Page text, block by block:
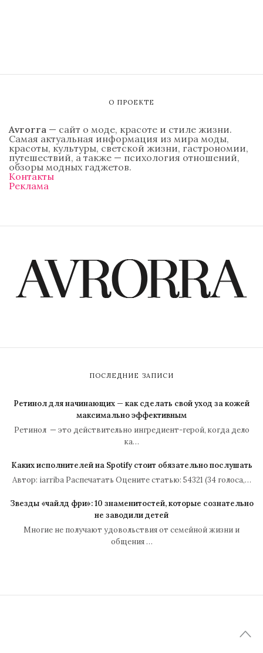
О ПРОЕКТЕ
Avrorra — сайт о моде, красоте и стиле жизни.
Самая актуальная информация из мира моды,
красоты, культуры, светской жизни, гастрономии,
путешествий, а также — психология отношений,
обзоры модных гаджетов.
Контакты
Реклама
ПОСЛЕДНИЕ ЗАПИСИ
Ретинол для начинающих — как сделать свой уход за кожей
максимально эффективным
Ретинол — это действительно ингредиент-герой, когда дело
ка…
Каких исполнителей на Spotify стоит обязательно послушать
Автор: iarriba Распечатать Оцените статью: 54321 (34 голоса,…
Звезды «чайлд фри»: 10 знаменитостей, которые сознательно
не заводили детей
Многие не получают удовольствия от семейной жизни и
общения …